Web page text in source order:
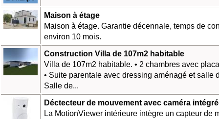
Maison à étage
Maison à étage. Garantie décennale, temps de
environ 10 mois.
Construction Villa de 107m2 habitable
Villa de 107m2 habitable. • 2 chambres avec
• Suite parentale avec dressing aménagé et salle
Salle de...
Déctecteur de mouvement avec caméra
La MotionViewer intérieure intègre un capteur de